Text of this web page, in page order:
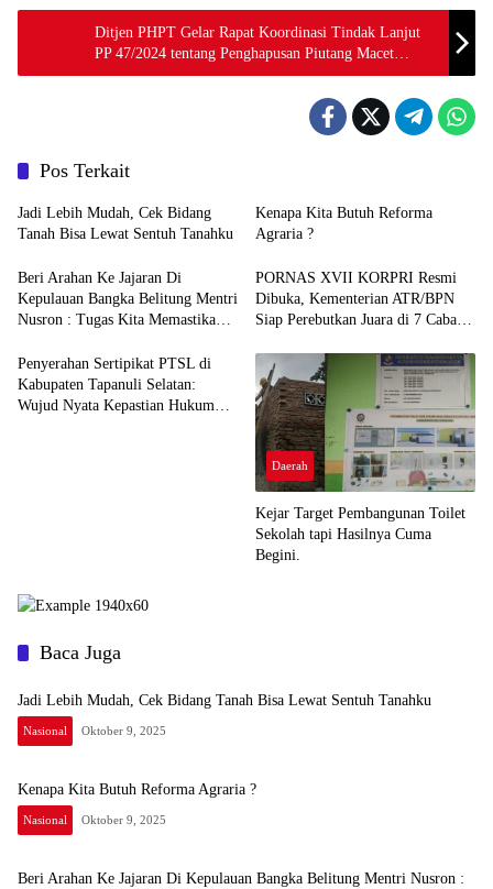
Ditjen PHPT Gelar Rapat Koordinasi Tindak Lanjut
PP 47/2024 tentang Penghapusan Piutang Macet
UMKM
Pos Terkait
Jadi Lebih Mudah, Cek Bidang
Tanah Bisa Lewat Sentuh Tanahku
Kenapa Kita Butuh Reforma
Agraria ?
Beri Arahan Ke Jajaran Di
Kepulauan Bangka Belitung Mentri
Nusron : Tugas Kita Memastikan
PORNAS XVII KORPRI Resmi
Dibuka, Kementerian ATR/BPN
Siap Perebutkan Juara di 7 Cabang
Penyerahan Sertipikat PTSL di
Kabupaten Tapanuli Selatan:
Wujud Nyata Kepastian Hukum
Daerah
Kejar Target Pembangunan Toilet
Sekolah tapi Hasilnya Cuma
Begini.
Baca Juga
Jadi Lebih Mudah, Cek Bidang Tanah Bisa Lewat Sentuh Tanahku
Nasional Oktober 9, 2025
Kenapa Kita Butuh Reforma Agraria ?
Nasional Oktober 9, 2025
Beri Arahan Ke Jajaran Di Kepulauan Bangka Belitung Mentri Nusron :